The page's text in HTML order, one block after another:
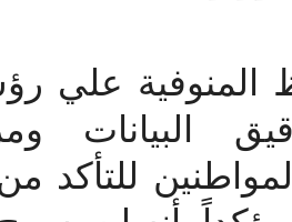
علي
البيانات
للتأكد